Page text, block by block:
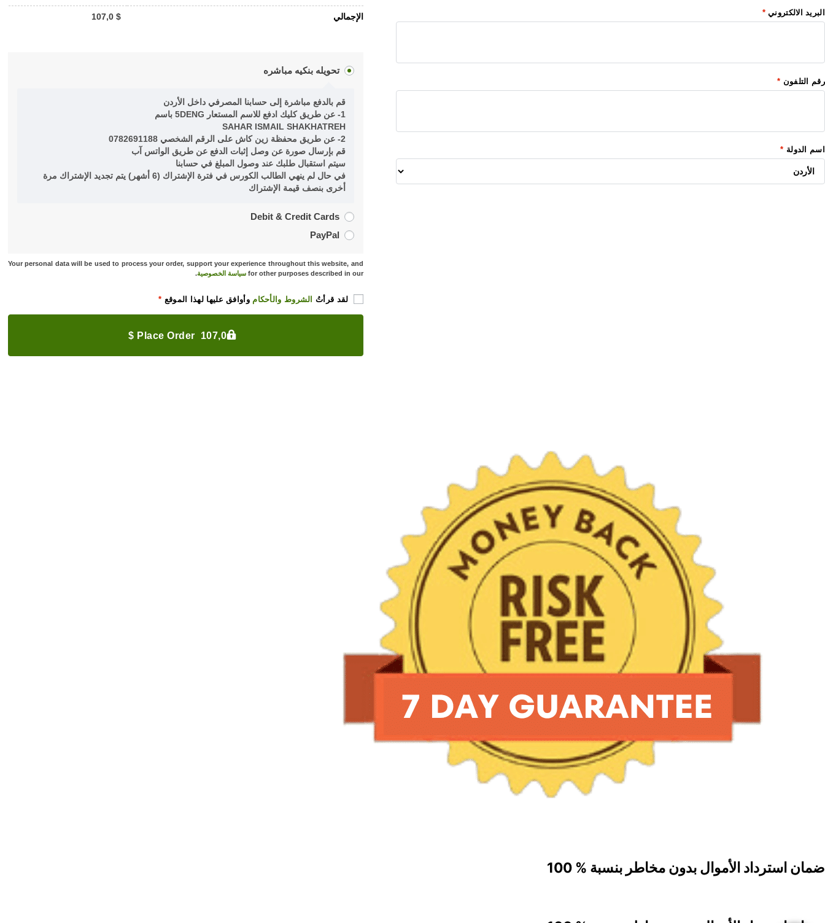
البريد الالكتروني*
رقم التلفون *
اسم الدولة *
الإجمالي 107,0 $
تحويله بنكيه مباشره
قم بالدفع مباشرة إلى حسابنا المصرفي داخل الأردن
1- عن طريق كليك ادفع للاسم المستعار 5DENG باسم
SAHAR ISMAIL SHAKHATREH
2- عن طريق محفظة زين كاش على الرقم الشخصي 0782691188
قم بإرسال صورة عن وصل إثبات الدفع عن طريق الواتس آب
سيتم استقبال طلبك عند وصول المبلغ في حسابنا
في حال لم ينهي الطالب الكورس في فترة الإشتراك (6 أشهر) يتم تجديد الإشتراك مرة
أخرى بنصف قيمة الإشتراك
Debit & Credit Cards
PayPal
Your personal data will be used to process your order, support your experience throughout this website, and
for other purposes described in our سياسة الخصوصية.
لقد قرأتُ الشروط والأحكام وأوافق عليها لهذا الموقع *
Place Order 107,0 $
ضمان استرداد الأموال بدون مخاطر بنسبة % 100